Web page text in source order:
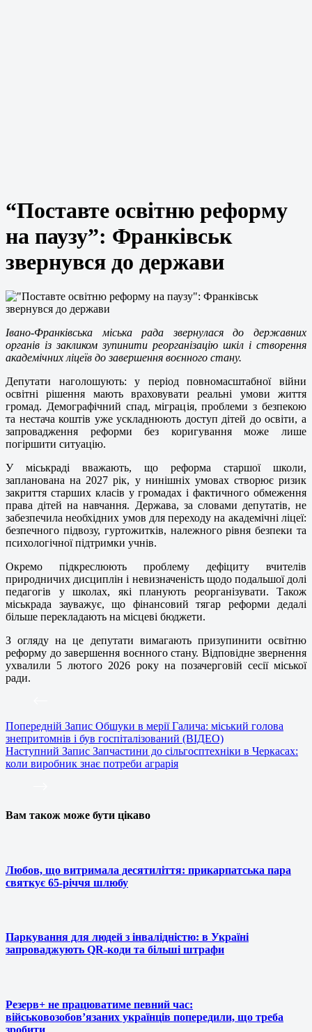
“Поставте освітню реформу
на паузу”: Франківськ
звернувся до держави
Івано-Франківська міська рада звернулася до державних
органів із закликом зупинити реорганізацію шкіл і створення
академічних ліцеїв до завершення воєнного стану.
Депутати наголошують: у період повномасштабної війни
освітні рішення мають враховувати реальні умови життя
громад. Демографічний спад, міграція, проблеми з безпекою
та нестача коштів уже ускладнюють доступ дітей до освіти, а
запровадження реформи без коригування може лише
погіршити ситуацію.
У міськраді вважають, що реформа старшої школи,
запланована на 2027 рік, у нинішніх умовах створює ризик
закриття старших класів у громадах і фактичного обмеження
права дітей на навчання. Держава, за словами депутатів, не
забезпечила необхідних умов для переходу на академічні ліцеї:
безпечного підвозу, гуртожитків, належного рівня безпеки та
психологічної підтримки учнів.
Окремо підкреслюють проблему дефіциту вчителів
природничих дисциплін і невизначеність щодо подальшої долі
педагогів у школах, які планують реорганізувати. Також
міськрада зауважує, що фінансовий тягар реформи дедалі
більше перекладають на місцеві бюджети.
З огляду на це депутати вимагають призупинити освітню
реформу до завершення воєнного стану. Відповідне звернення
ухвалили 5 лютого 2026 року на позачерговій сесії міської
ради.
Попередній Запис Обшуки в мерії Галича: міський голова
знепритомнів і був госпіталізований (ВІДЕО)
Наступний Запис Запчастини до сільгосптехніки в Черкасах:
коли виробник знає потреби аграрія
Вам також може бути цікаво
Любов, що витримала десятиліття: прикарпатська пара
святкує 65-річчя шлюбу
Паркування для людей з інвалідністю: в Україні
запроваджують QR-коди та більші штрафи
Резерв+ не працюватиме певний час:
військовозобов’язаних українців попередили, що треба
зробити